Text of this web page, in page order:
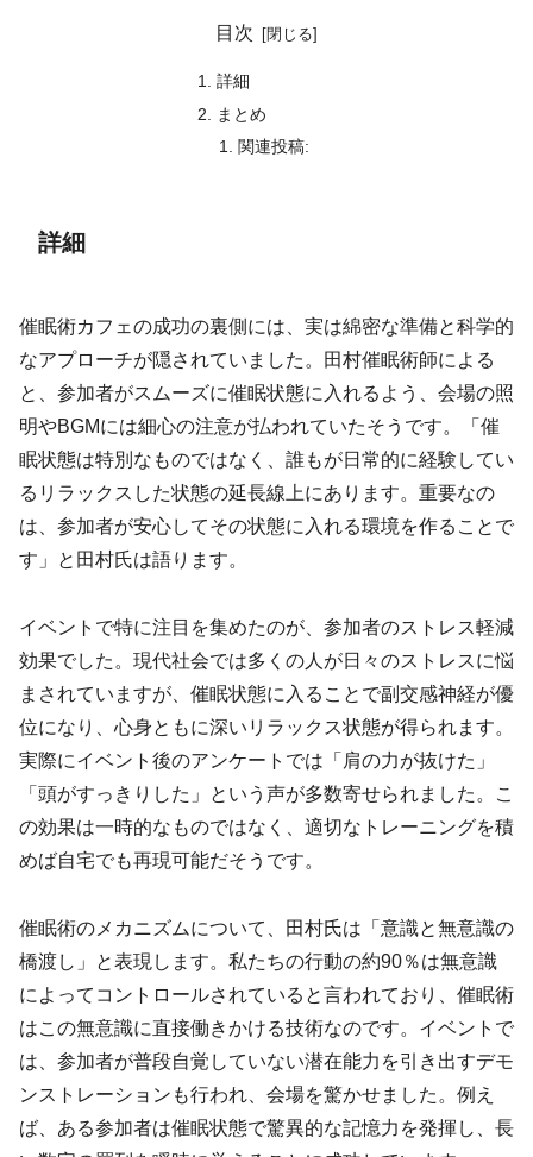
目次
詳細
まとめ
関連投稿:
詳細
催眠術カフェの成功の裏側には、実は綿密な準備と科学的
なアプローチが隠されていました。田村催眠術師による
と、参加者がスムーズに催眠状態に入れるよう、会場の照
明やBGMには細心の注意が払われていたそうです。「催
眠状態は特別なものではなく、誰もが日常的に経験してい
るリラックスした状態の延長線上にあります。重要なの
は、参加者が安心してその状態に入れる環境を作ることで
す」と田村氏は語ります。
イベントで特に注目を集めたのが、参加者のストレス軽減
効果でした。現代社会では多くの人が日々のストレスに悩
まされていますが、催眠状態に入ることで副交感神経が優
位になり、心身ともに深いリラックス状態が得られます。
実際にイベント後のアンケートでは「肩の力が抜けた」
「頭がすっきりした」という声が多数寄せられました。こ
の効果は一時的なものではなく、適切なトレーニングを積
めば自宅でも再現可能だそうです。
催眠術のメカニズムについて、田村氏は「意識と無意識の
橋渡し」と表現します。私たちの行動の約90％は無意識
によってコントロールされていると言われており、催眠術
はこの無意識に直接働きかける技術なのです。イベントで
は、参加者が普段自覚していない潜在能力を引き出すデモ
ンストレーションも行われ、会場を驚かせました。例え
ば、ある参加者は催眠状態で驚異的な記憶力を発揮し、長